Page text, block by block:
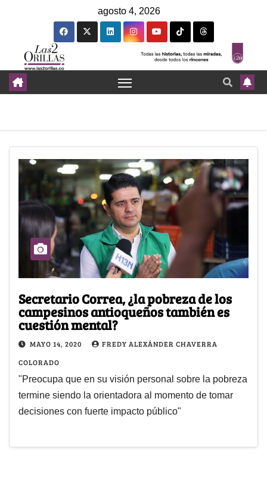
agosto 4, 2026
Secretario Correa, ¿la pobreza de los
campesinos antioqueños también es
cuestión mental?
MAYO 14, 2020
FREDY ALEXÁNDER CHAVERRA
COLORADO
"Preocupa que en su visión personal sobre la pobreza
termine siendo la orientadora al momento de tomar
decisiones con fuerte impacto público"